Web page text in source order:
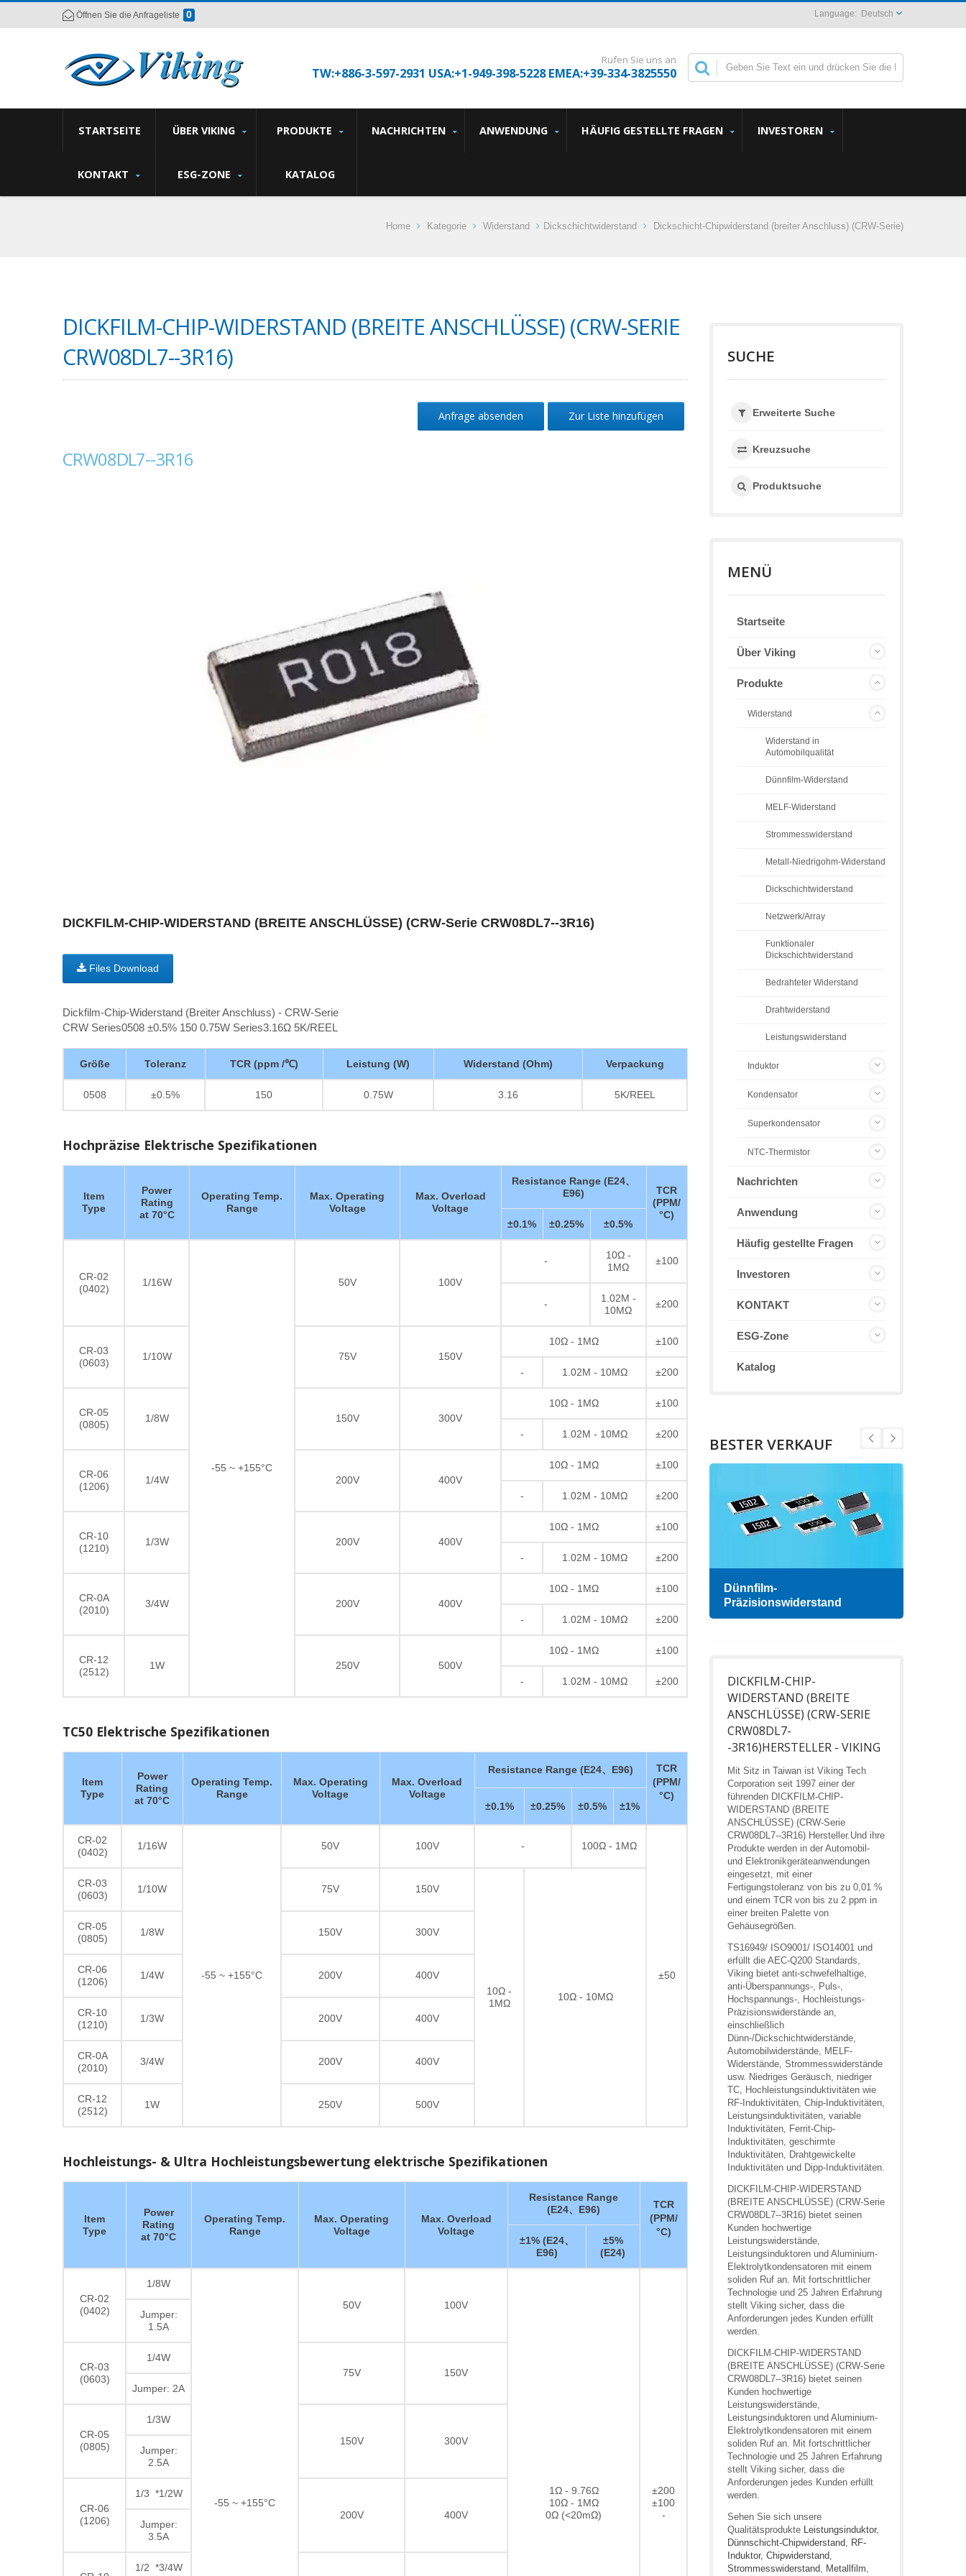
Öffnen Sie die Anfrageliste 0 Deutsch
Rufen Sie uns an
TW:+886-3-597-2931 USA:+1-949-398-5228 EMEA:+39-334-3825550
STARTSEITE ÜBER VIKING PRODUKTE NACHRICHTEN ANWENDUNG HÄUFIG GESTELLTE FRAGEN INVESTOREN
KONTAKT ESG-ZONE KATALOG
Home Kategorie Widerstand Dickschichtwiderstand Dickschicht-Chipwiderstand (breiter Anschluss) (CRW-Serie)
DICKFILM-CHIP-WIDERSTAND (BREITE ANSCHLÜSSE) (CRW-SERIE
CRW08DL7--3R16)
Anfrage absenden Zur Liste hinzufügen
CRW08DL7--3R16
DICKFILM-CHIP-WIDERSTAND (BREITE ANSCHLÜSSE) (CRW-Serie CRW08DL7--3R16)
Files Download
Dickfilm-Chip-Widerstand (Breiter Anschluss) - CRW-Serie
CRW Series0508 ±0.5% 150 0.75W Series3.16Ω 5K/REEL
Größe Toleranz TCR (ppm /℃) Leistung (W) Widerstand (Ohm) Verpackung
0508 ±0.5% 150 0.75W 3.16 5K/REEL
Hochpräzise Elektrische Spezifikationen
Item
Type
Power
Rating
at 70°C
Operating Temp.
Range
Max. Operating
Voltage
Max. Overload
Voltage
Resistance Range (E24、
E96)
TCR
(PPM/
°C)
±0.1%
±0.25% ±0.5%
CR-02
(0402)
1/16W
-55 ~ +155°C
50V 100V
-
10Ω -
1MΩ
±100
-
1.02M -
10MΩ
±200
CR-03
(0603)
1/10W 75V 150V
10Ω - 1MΩ ±100
- 1.02M - 10MΩ ±200
CR-05
(0805)
1/8W 150V 300V
10Ω - 1MΩ ±100
- 1.02M - 10MΩ ±200
CR-06
(1206)
1/4W 200V 400V
10Ω - 1MΩ ±100
- 1.02M - 10MΩ ±200
CR-10
(1210)
1/3W 200V 400V
10Ω - 1MΩ ±100
- 1.02M - 10MΩ ±200
CR-0A
(2010)
3/4W 200V 400V
10Ω - 1MΩ ±100
- 1.02M - 10MΩ ±200
CR-12
(2512)
1W 250V 500V
10Ω - 1MΩ ±100
- 1.02M - 10MΩ ±200
TC50 Elektrische Spezifikationen
Item
Type
Power
Rating
at 70°C
Operating Temp.
Range
Max. Operating
Voltage
Max. Overload
Voltage
Resistance Range (E24、E96)
TCR
(PPM/
°C)
±0.1% ±0.25% ±0.5% ±1%
CR-02
(0402)
1/16W
-55 ~ +155°C
50V 100V - 100Ω - 1MΩ
±50
CR-03
(0603)
1/10W 75V 150V
10Ω -
1MΩ
10Ω - 10MΩ
CR-05
(0805)
1/8W 150V 300V
CR-06
(1206)
1/4W 200V 400V
CR-10
(1210)
1/3W 200V 400V
CR-0A
(2010)
3/4W 200V 400V
CR-12
(2512)
1W 250V 500V
Hochleistungs- & Ultra Hochleistungsbewertung elektrische Spezifikationen
Item
Type
Power
Rating
at 70°C
Operating Temp.
Range
Max. Operating
Voltage
Max. Overload
Voltage
Resistance Range
(E24、E96)
TCR
(PPM/
°C)
±1% (E24、
E96)
±5%
(E24)
CR-02
(0402)
1/8W
-55 ~ +155°C
50V 100V
1Ω - 9.76Ω
10Ω - 1MΩ
0Ω (<20mΩ)
±200
±100
-
Jumper:
1.5A
CR-03
(0603)
1/4W
75V
150V
Jumper: 2A
CR-05
(0805)
1/3W
150V
300V
Jumper:
2.5A
CR-06
(1206)
1/3 *1/2W
200V
400V
Jumper:
3.5A
1/2 *3/4W
SUCHE
Erweiterte Suche
Kreuzsuche
Produktsuche
MENÜ
Startseite
Über Viking
Produkte
Widerstand
Widerstand in
Automobilqualität
Dünnfilm-Widerstand
MELF-Widerstand
Strommesswiderstand
Metall-Niedrigohm-Widerstand
Dickschichtwiderstand
Netzwerk/Array
Funktionaler
Dickschichtwiderstand
Bedrahteter Widerstand
Drahtwiderstand
Leistungswiderstand
Induktor
Kondensator
Superkondensator
NTC-Thermistor
Nachrichten
Anwendung
Häufig gestellte Fragen
Investoren
KONTAKT
ESG-Zone
Katalog
BESTER VERKAUF
Dickschichtwiderstand
Dünnfilm-
Präzisionswiderstand
DICKFILM-CHIP-
WIDERSTAND (BREITE
ANSCHLÜSSE) (CRW-SERIE
CRW08DL7-
-3R16)HERSTELLER - VIKING
Mit Sitz in Taiwan ist Viking Tech
Corporation seit 1997 einer der
führenden DICKFILM-CHIP-
WIDERSTAND (BREITE
ANSCHLÜSSE) (CRW-Serie
CRW08DL7--3R16) Hersteller.Und ihre
Produkte werden in der Automobil-
und Elektronikgeräteanwendungen
eingesetzt, mit einer
Fertigungstoleranz von bis zu 0,01 %
und einem TCR von bis zu 2 ppm in
einer breiten Palette von
Gehäusegrößen.
TS16949/ ISO9001/ ISO14001 und
erfüllt die AEC-Q200 Standards,
Viking bietet anti-schwefelhaltige,
anti-Überspannungs-, Puls-,
Hochspannungs-, Hochleistungs-
Präzisionswiderstände an,
einschließlich
Dünn-/Dickschichtwiderstände,
Automobilwiderstände, MELF-
Widerstände, Strommesswiderstände
usw. Niedriges Geräusch, niedriger
TC, Hochleistungsinduktivitäten wie
RF-Induktivitäten, Chip-Induktivitäten,
Leistungsinduktivitäten, variable
Induktivitäten, Ferrit-Chip-
Induktivitäten, geschirmte
Induktivitäten, Drahtgewickelte
Induktivitäten und Dipp-Induktivitäten.
DICKFILM-CHIP-WIDERSTAND
(BREITE ANSCHLÜSSE) (CRW-Serie
CRW08DL7--3R16) bietet seinen
Kunden hochwertige
Leistungswiderstände,
Leistungsinduktoren und Aluminium-
Elektrolytkondensatoren mit einem
soliden Ruf an. Mit fortschrittlicher
Technologie und 25 Jahren Erfahrung
stellt Viking sicher, dass die
Anforderungen jedes Kunden erfüllt
werden.
DICKFILM-CHIP-WIDERSTAND
(BREITE ANSCHLÜSSE) (CRW-Serie
CRW08DL7--3R16) bietet seinen
Kunden hochwertige
Leistungswiderstände,
Leistungsinduktoren und Aluminium-
Elektrolytkondensatoren mit einem
soliden Ruf an. Mit fortschrittlicher
Technologie und 25 Jahren Erfahrung
stellt Viking sicher, dass die
Anforderungen jedes Kunden erfüllt
werden.
Sehen Sie sich unsere
Qualitätsprodukte Leistungsinduktor,
Dünnschicht-Chipwiderstand, RF-
Induktor, Chipwiderstand,
Strommesswiderstand, Metallfilm,